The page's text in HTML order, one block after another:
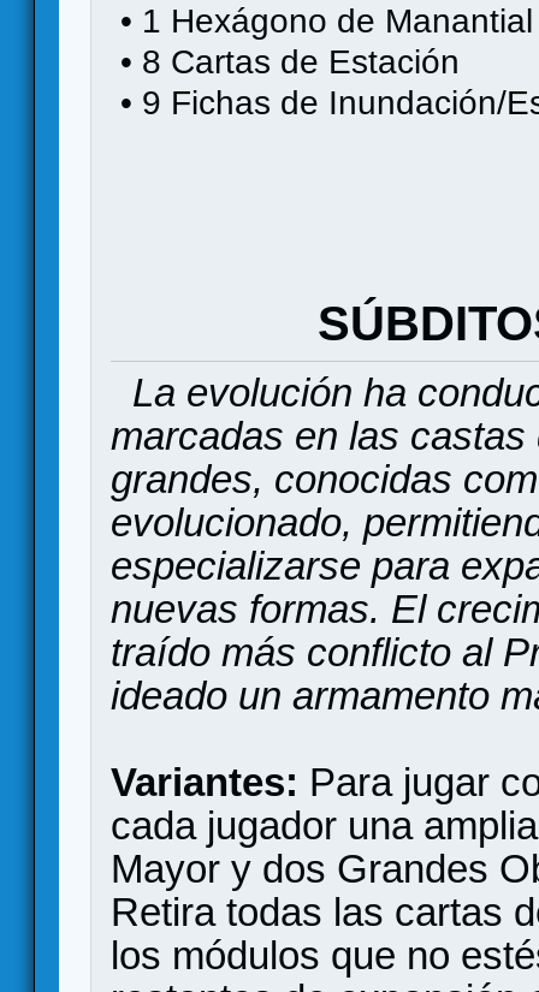
• 1 Hexágono de
• 8 Cartas de Estación
• 9 Fichas de Inundación/
La evolución ha
marcadas en las
grandes, conocidas
evolucionado,
especializarse para
nuevas formas. El
traído más conflicto al
ideado un armamento
Variantes: Para jugar
cada jugador una
Mayor y dos Grandes
Retira todas las cartas
los módulos que no